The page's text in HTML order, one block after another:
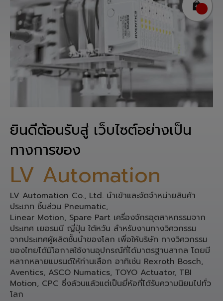
ยินดีต้อนรับสู่ เว็บไซต์อย่างเป็น
ทางการของ
LV Automation
LV Automation Co., Ltd. นำเข้าและจัดจำหน่ายสินค้า
ประเภท ชิ้นส่วน Pneumatic,
Linear Motion, Spare Part เครื่องจักรอุตสาหกรรมจาก
ประเทศ เยอรมนี ญี่ปุ่น ใต้หวัน สำหรับงานทางวิศวกรรม
จากประเทศผู้ผลิตชั้นนำของโลก เพื่อให้บริษัท ทางวิศวกรรม
ของไทยได้มีโอกาสใช้งานอุปกรณ์ที่ได้มาตรฐานสากล โดยมี
หลากหลายแบรนด์ให้ท่านเลือก อาทิเช่น Rexroth Bosch,
Aventics, ASCO Numatics, TOYO Actuator, TBI
Motion, CPC ซึ่งล้วนแล้วแต่เป็นยี่ห้อที่ได้รับความนิยมไปทั่ว
โลก